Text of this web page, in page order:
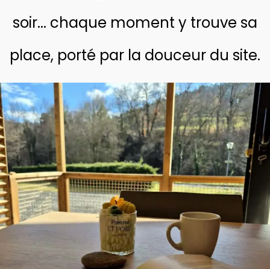
soir... chaque moment y trouve sa
place, porté par la douceur du site.